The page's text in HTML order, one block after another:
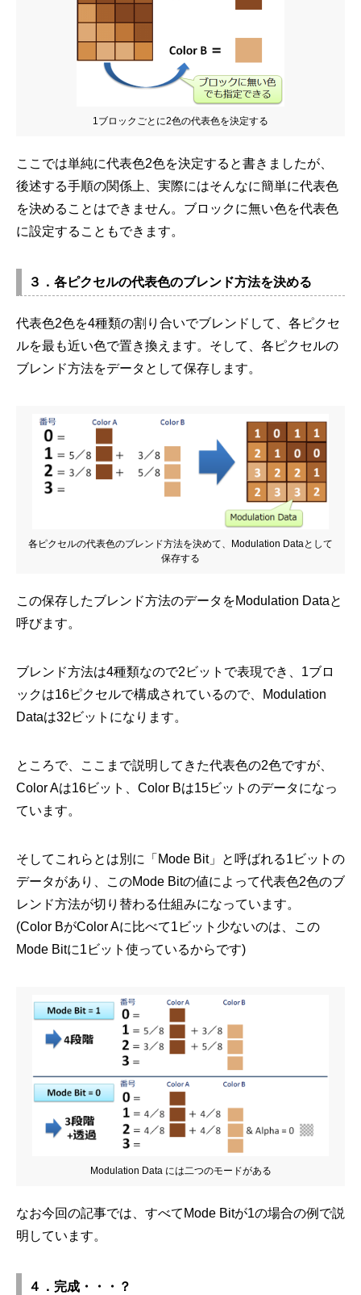
1ブロックごとに2色の代表色を決定する
ここでは単純に代表色2色を決定すると書きましたが、
後述する手順の関係上、実際にはそんなに簡単に代表色
を決めることはできません。ブロックに無い色を代表色
に設定することもできます。
３．各ピクセルの代表色のブレンド方法を決める
代表色2色を4種類の割り合いでブレンドして、各ピクセ
ルを最も近い色で置き換えます。そして、各ピクセルの
ブレンド方法をデータとして保存します。
各ピクセルの代表色のブレンド方法を決めて、Modulation Dataとして
保存する
この保存したブレンド方法のデータをModulation Dataと
呼びます。
ブレンド方法は4種類なので2ビットで表現でき、1ブロ
ックは16ピクセルで構成されているので、Modulation
Dataは32ビットになります。
ところで、ここまで説明してきた代表色の2色ですが、
Color Aは16ビット、Color Bは15ビットのデータになっ
ています。
そしてこれらとは別に「Mode Bit」と呼ばれる1ビットの
データがあり、このMode Bitの値によって代表色2色のブ
レンド方法が切り替わる仕組みになっています。
(Color BがColor Aに比べて1ビット少ないのは、この
Mode Bitに1ビット使っているからです)
Modulation Data には二つのモードがある
なお今回の記事では、すべてMode Bitが1の場合の例で説
明しています。
４．完成・・・？